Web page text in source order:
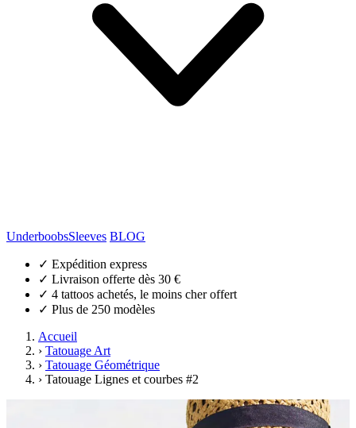
UnderboobsSleeves BLOG
✓ Expédition express
✓ Livraison offerte dès 30 €
✓ 4 tattoos achetés, le moins cher offert
✓ Plus de 250 modèles
Accueil
› Tatouage Art
› Tatouage Géométrique
› Tatouage Lignes et courbes #2